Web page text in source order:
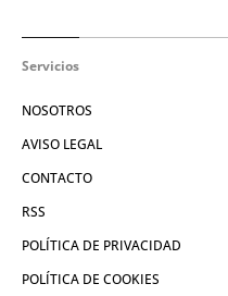
Servicios
NOSOTROS
AVISO LEGAL
CONTACTO
RSS
POLÍTICA DE PRIVACIDAD
POLÍTICA DE COOKIES